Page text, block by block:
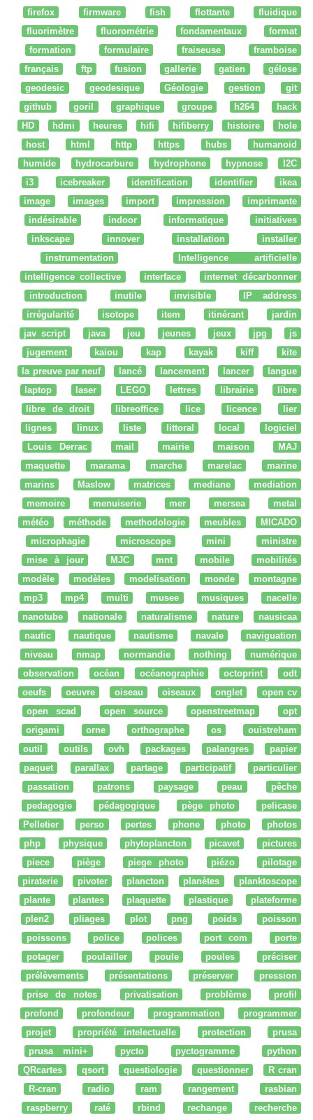
firefox firmware fish flottante
fluidique
fluorimètre
fluorométrie fondamentaux
format
formation
formulaire fraiseuse
framboise
français
ftp fusion gallerie gatien
gélose
geodesic
geodesique Géologie gestion
git
github
goril graphique groupe h264
hack
HD
hdmi heures hifi hifiberry histoire
hole
host
html http https hubs
humanoid
humide
hydrocarbure hydrophone hypnose
I2C
i3
icebreaker identification identifier
ikea
image
images import impression
imprimante
indésirable
indoor informatique
initiatives
inkscape
innover installation
installer
instrumentation
Intelligence artificielle
intelligence collective
interface
internet décarbonner
introduction
inutile invisible
IP address
irrégularité
isotope item itinérant
jardin
jav script
java jeu jeunes jeux jpg
js
jugement
kaiou kap kayak kiff
kite
la preuve par neuf
lancé lancement lancer
langue
laptop
laser LEGO lettres librairie
libre
libre de droit
libreoffice lice licence
lier
lignes
linux liste littoral local
logiciel
Louis Derrac
mail mairie maison
MAJ
maquette
marama marche marelac
marine
marins
Maslow matrices mediane
mediation
memoire
menuiserie mer mersea
metal
météo
méthode methodologie meubles
MICADO
microphagie
microscope mini
ministre
mise à jour
MJC mnt mobile
mobilités
modèle
modèles modelisation monde
montagne
mp3
mp4 multi musee musiques
nacelle
nanotube
nationale naturalisme nature
nausicaa
nautic
nautique nautisme navale
naviguation
niveau
nmap normandie nothing
numérique
observation
océan océanographie octoprint
odt
oeufs
oeuvre oiseau oiseaux onglet
open cv
open scad
open source openstreetmap
opt
origami
orne orthographe os
ouistreham
outil
outils ovh packages palangres
papier
paquet
parallax partage participatif
particulier
passation
patrons paysage peau
pêche
pedagogie
pédagogique pège photo
pelicase
Pelletier
perso pertes phone photo
photos
php
physique phytoplancton picavet
pictures
piece
piège piege photo piézo
pilotage
piraterie
pivoter plancton planètes
planktoscope
plante
plantes plaquette plastique
plateforme
plen2
pliages plot png poids
poisson
poissons
police polices port com
porte
potager
poulailler poule poules
préciser
prélèvements
présentations préserver
pression
prise de notes
privatisation problème
profil
profond
profondeur programmation
programmer
projet
propriété intelectuelle protection
prusa
prusa mini+
pycto pyctogramme
python
QRcartes
qsort questiologie questionner
R cran
R-cran
radio ram rangement
rasbian
raspberry
raté rbind rechange
recherche